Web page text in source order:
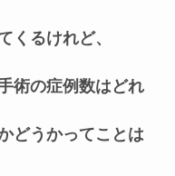
くるけれど、
術の症例数はどれ
どうかってことは